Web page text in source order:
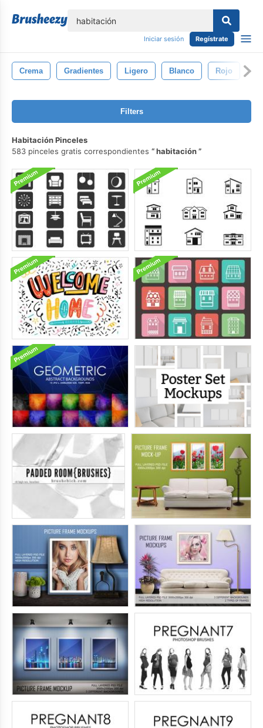
Iniciar sesión Regístrate
Crema Gradientes Ligero Blanco Rojo
Filters
Habitación Pinceles
583 pinceles gratis correspondientes
habitación